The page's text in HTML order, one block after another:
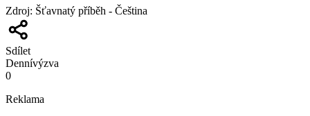
Zdroj: Šťavnatý příběh - Čeština
Sdílet
Dennívýzva
0
Reklama